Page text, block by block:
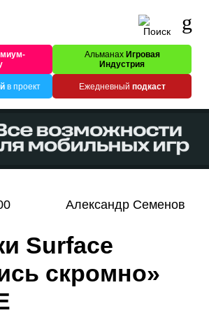
Альманах Игровая
Индустрия
в проект Ежедневный подкаст
Александр Семенов
Surface
скромно»